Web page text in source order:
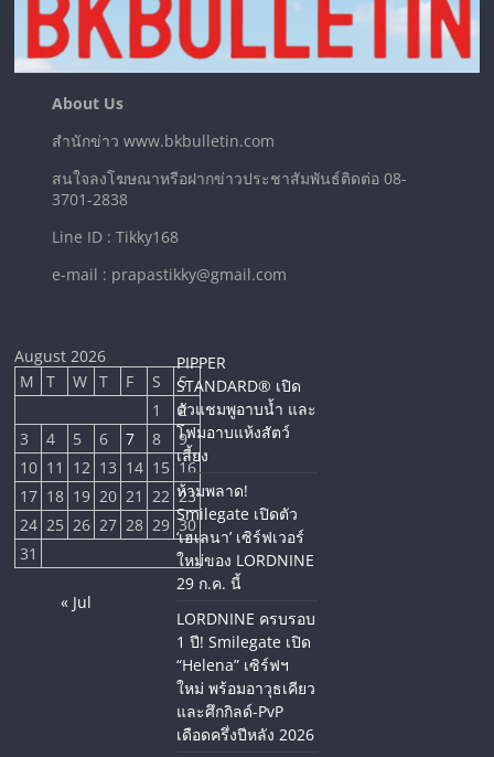
About Us
สำนักข่าว www.bkbulletin.com
สนใจลงโฆษณาหรือฝากข่าวประชาสัมพันธ์ติดต่อ 08-
3701-2838
Line ID : Tikky168
e-mail : prapastikky@gmail.com
August 2026
M
T W T F S
S
1
2
3
4 5 6 7 8
9
10 11 12 13 14 15 16
17 18 19 20 21 22 23
24 25 26 27 28 29 30
31
« Jul
PIPPER
STANDARD® เปิด
ตัวแชมพูอาบน้ำ และ
โฟมอาบแห้งสัตว์
เลี้ยง
ห้ามพลาด!
Smilegate เปิดตัว
‘เฮเลนา’ เซิร์ฟเวอร์
ใหม่ของ LORDNINE
29 ก.ค. นี้
LORDNINE ครบรอบ
1 ปี! Smilegate เปิด
“Helena” เซิร์ฟฯ
ใหม่ พร้อมอาวุธเคียว
และศึกกิลด์-PvP
เดือดครึ่งปีหลัง 2026